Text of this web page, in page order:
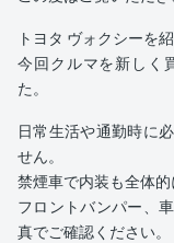
トヨタ ヴォクシーを
今回クルマを新しく
た。
日常生活や通勤時に
せん。
禁煙車で内装も全体的
フロントバンパー、
真でご確認ください。